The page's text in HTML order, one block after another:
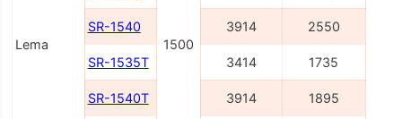
Lema 1500
SR-1540 3914 2550
SR-1535T 3414 1735
SR-1540T 3914 1895